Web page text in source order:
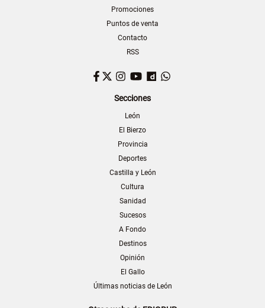
Promociones
Puntos de venta
Contacto
RSS
Facebook
TwitterInstagram
YouTubeDailymotion
Secciones
León
El Bierzo
Provincia
Deportes
Castilla y León
Cultura
Sanidad
Sucesos
A Fondo
Destinos
Opinión
El Gallo
Últimas noticias de León